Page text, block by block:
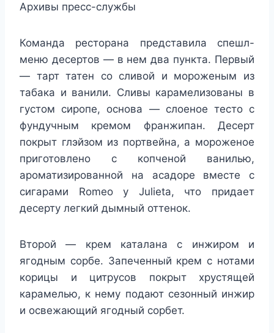
Архивы пресс-службы
Команда ресторана представила спешл-
меню десертов — в нем два пункта. Первый
— тарт татен со сливой и мороженым из
табака и ванили. Сливы карамелизованы в
густом сиропе, основа — слоеное тесто с
фундучным кремом франжипан. Десерт
покрыт глэйзом из портвейна, а мороженое
приготовлено с копченой ванилью,
ароматизированной на асадоре вместе с
сигарами Romeo y Julieta, что придает
десерту легкий дымный оттенок.
Второй — крем каталана с инжиром и
ягодным сорбе. Запеченный крем с нотами
корицы и цитрусов покрыт хрустящей
карамелью, к нему подают сезонный инжир
и освежающий ягодный сорбет.